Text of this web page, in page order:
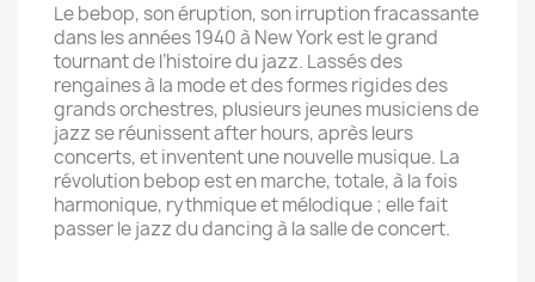
Le bebop, son éruption, son irruption fracassante
dans les années 1940 à New York est le grand
tournant de l’histoire du jazz. Lassés des
rengaines à la mode et des formes rigides des
grands orchestres, plusieurs jeunes musiciens de
jazz se réunissent after hours, après leurs
concerts, et inventent une nouvelle musique. La
révolution bebop est en marche, totale, à la fois
harmonique, rythmique et mélodique ; elle fait
passer le jazz du dancing à la salle de concert.